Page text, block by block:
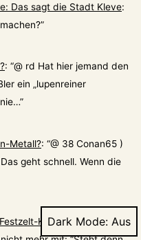
Das sagt die Stadt Kleve:
”
: “@ rd Hat hier jemand den
ein „lupenreiner
”
Metall?: “@ 38 Conan65 )
geht schnell. Wenn die
Karneval vor dem
Dark Mode: